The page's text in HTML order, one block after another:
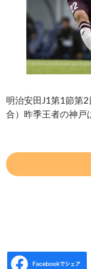
明治安田J1第1節第
合）昨季王者の神